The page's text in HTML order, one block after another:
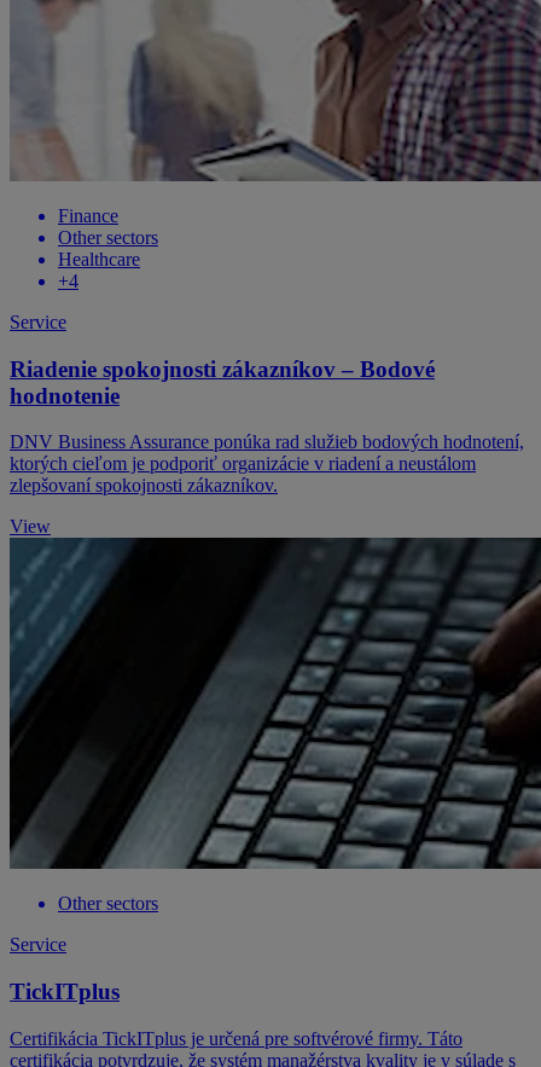
Finance
Other sectors
Healthcare
+4
Service
Riadenie spokojnosti zákazníkov – Bodové
hodnotenie
DNV Business Assurance ponúka rad služieb bodových hodnotení,
ktorých cieľom je podporiť organizácie v riadení a neustálom
zlepšovaní spokojnosti zákazníkov.
View
Other sectors
Service
TickITplus
Certifikácia TickITplus je určená pre softvérové firmy. Táto
certifikácia potvrdzuje, že systém manažérstva kvality je v súlade s